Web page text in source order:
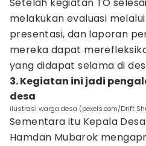
melakukan evaluasi
presentasi, dan laporan
mereka dapat
yang didapat selama di
3. Kegiatan ini jadi
desa
ilustrasi warga desa (pexels.com/Drift
Sementara itu Kepala
Hamdan Mubarok